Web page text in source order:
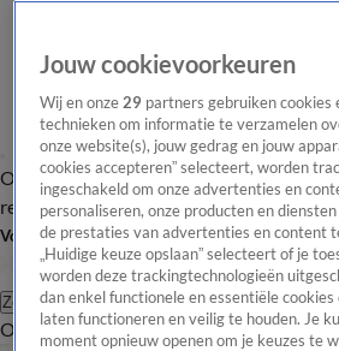
Overzicht Laatste nieuws Regionieuws Het
redactie
Volg Hart van Nederland
Zoeken
OverzichtRegioUitzendingenWeerTip
Jouw cookievoorkeuren
Wij en onze29 partners gebruiken cookies
technieken om informatie te verzamelen
onze website(s), jouw gedrag en jouw
cookies accepteren” selecteert, worden
ingeschakeld om onze advertenties en
personaliseren, onze producten en
de prestaties van advertenties en content
„Huidige keuze opslaan” selecteert of je
worden deze trackingtechnologieën
dan enkel functionele en essentiële
laten functioneren en veilig te houden. Je
moment opnieuw openen om je keuzes te